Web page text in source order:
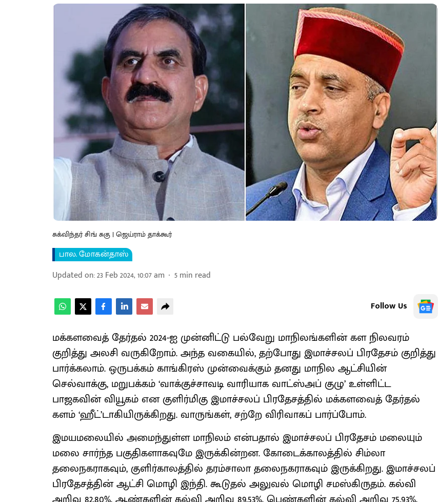
சுக்விந்தர் சிங் சுகு | ஜெய்ராம் தாக்கூர்
பால. மோகன்தாஸ்
Updated on:23 Feb 2024, 10:07 am 5min read
Follow Us
மக்களவைத் தேர்தல் 2024-ஐ முன்னிட்டு பல்வேறு மாநிலங்களின் கள நிலவரம்
குறித்து அலசி வருகிறோம். அந்த வகையில், தற்போது இமாச்சலப் பிரதேசம் குறித்து
பார்க்கலாம். ஒருபக்கம் காங்கிரஸ் முன்வைக்கும் தனது மாநில ஆட்சியின்
செல்வாக்கு, மறுபக்கம் ‘வாக்குச்சாவடி வாரியாக வாட்ஸ்அப் குழு’ உள்ளிட்ட
பாஜகவின் வியூகம் என குளிர்மிகு இமாச்சலப் பிரதேசத்தில் மக்களவைத் தேர்தல்
களம் ‘ஹீட்’டாகியிருக்கிறது. வாருங்கள், சற்றே விரிவாகப் பார்ப்போம்.
இமயமலையில் அமைந்துள்ள மாநிலம் என்பதால் இமாச்சலப் பிரதேசம் மலையும்
மலை சார்ந்த பகுதிகளாகவுமே இருக்கின்றன. கோடைக்காலத்தில் சிம்லா
தலைநகராகவும், குளிர்காலத்தில் தரம்சாலா தலைநகராகவும் இருக்கிறது. இமாச்சலப்
பிரதேசத்தின் ஆட்சி மொழி இந்தி. கூடுதல் அலுவல் மொழி சமஸ்கிருதம். கல்வி